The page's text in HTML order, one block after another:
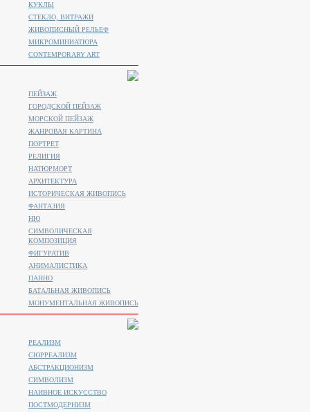
КУКЛЫ
СТЕКЛО, ВИТРАЖИ
ЖИВОПИСНЫЙ РЕЛЬЕФ
МИКРОМИНИАТЮРА
CONTEMPORARY ART
ПЕЙЗАЖ
ГОРОДСКОЙ ПЕЙЗАЖ
МОРСКОЙ ПЕЙЗАЖ
ЖАНРОВАЯ КАРТИНА
ПОРТРЕТ
РЕЛИГИЯ
НАТЮРМОРТ
АРХИТЕКТУРА
ИСТОРИЧЕСКАЯ ЖИВОПИСЬ
ФАНТАЗИЯ
НЮ
СИМВОЛИЧЕСКАЯ
КОМПОЗИЦИЯ
ФИГУРАТИВ
АНИМАЛИСТИКA
ПАННО
БАТАЛЬНАЯ ЖИВОПИСЬ
МОНУМЕНТАЛЬНАЯ ЖИВОПИСЬ
РЕАЛИЗМ
СЮРРЕАЛИЗМ
АБСТРАКЦИОНИЗМ
СИМВОЛИЗМ
НАИВНОЕ ИСКУССТВО
ПОСТМОДЕРНИЗМ